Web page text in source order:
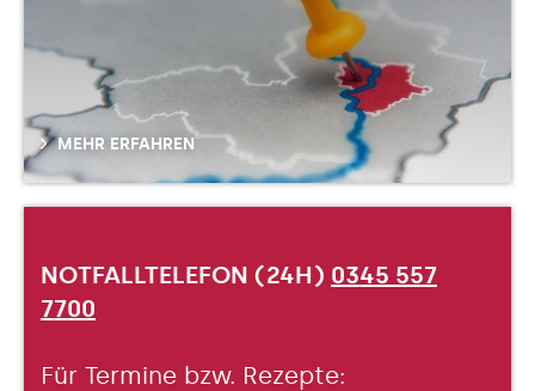
MEHR ERFAHREN
NOTFALLTELEFON (24H) 0345 557
7700
Für Termine bzw. Rezepte: